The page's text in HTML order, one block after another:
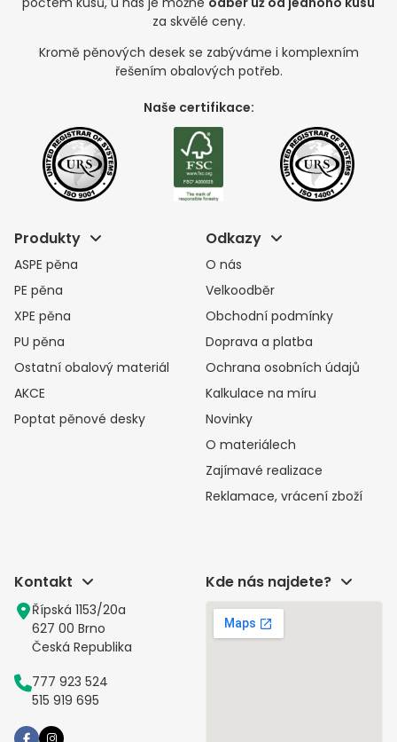
Produkty
ASPE pěna
PE pěna
XPE pěna
PU pěna
Ostatní obalový materiál
AKCE
Poptat pěnové desky
Odkazy
O nás
Velkoodběr
Obchodní podmínky
Doprava a platba
Ochrana osobních údajů
Kalkulace na míru
Novinky
O materiálech
Zajímavé realizace
Reklamace, vrácení zboží
za skvělé ceny.
Kromě pěnových desek se zabýváme i komplexním
řešením obalových potřeb.
Naše certifikace:
Kontakt
Řípská 1153/20a
627 00 Brno
Česká Republika
777 923 524
515 919 695
Kde nás najdete?